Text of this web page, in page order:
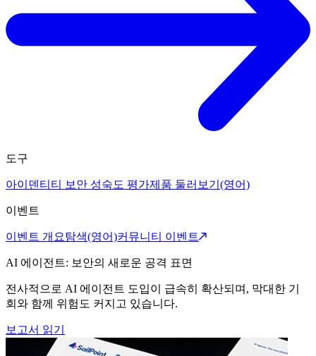
도구
아이덴티티 보안 성숙도 평가제품 둘러보기(영어)
이벤트
이벤트 개요탐색(영어)커뮤니티 이벤트
AI 에이전트: 보안의 새로운 공격 표면
전사적으로 AI 에이전트 도입이 급속히 확산되며, 막대한 기
회와 함께 위험도 커지고 있습니다.
보고서 읽기